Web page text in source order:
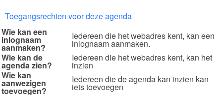
Toegangsrechten voor deze agenda
Wie kan een
inlognaam
aanmaken?
Iedereen die het webadres kent, kan een
inlognaam aanmaken.
Wie kan de
agenda zien?
Iedereen die het webadres kent, kan het
inzien
Wie kan
aanwezigen
toevoegen?
Iedereen die de agenda kan inzien kan
iets toevoegen